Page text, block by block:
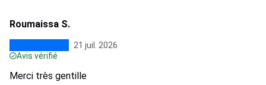
Roumaissa S.
21 juil. 2026
Avis vérifié
Merci très gentille